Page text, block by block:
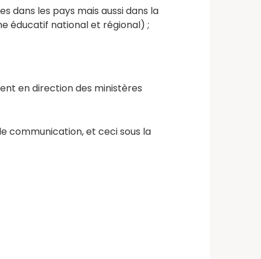
dans les pays mais aussi dans la
éducatif national et régional) ;
en direction des ministères
communication, et ceci sous la